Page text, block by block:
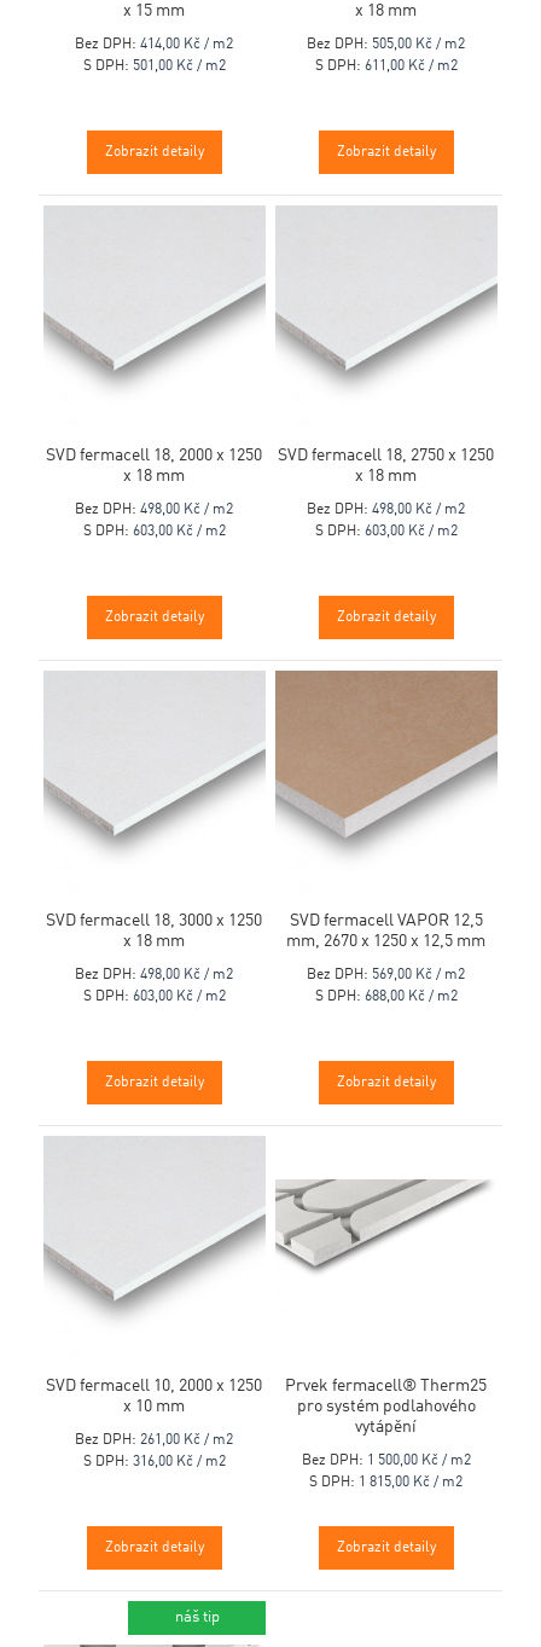
x 15 mm
Bez DPH: 414,00 Kč / m2
S DPH: 501,00 Kč / m2
Zobrazit detaily
x 18 mm
Bez DPH: 505,00 Kč / m2
S DPH: 611,00 Kč / m2
Zobrazit detaily
SVD fermacell 18, 2000 x 1250
x 18 mm
Bez DPH: 498,00 Kč / m2
S DPH: 603,00 Kč / m2
Zobrazit detaily
SVD fermacell 18, 2750 x 1250
x 18 mm
Bez DPH: 498,00 Kč / m2
S DPH: 603,00 Kč / m2
Zobrazit detaily
SVD fermacell 18, 3000 x 1250
x 18 mm
Bez DPH: 498,00 Kč / m2
S DPH: 603,00 Kč / m2
Zobrazit detaily
SVD fermacell VAPOR 12,5
mm, 2670 x 1250 x 12,5 mm
Bez DPH: 569,00 Kč / m2
S DPH: 688,00 Kč / m2
Zobrazit detaily
SVD fermacell 10, 2000 x 1250
x 10 mm
Bez DPH: 261,00 Kč / m2
S DPH: 316,00 Kč / m2
Zobrazit detaily
Prvek fermacell® Therm25
pro systém podlahového
vytápění
Bez DPH: 1 500,00 Kč / m2
S DPH: 1 815,00 Kč / m2
Zobrazit detaily
novinka
náš tip